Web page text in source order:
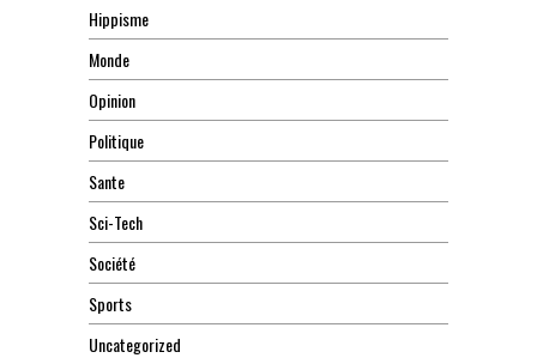
Hippisme
Monde
Opinion
Politique
Sante
Sci-Tech
Société
Sports
Uncategorized